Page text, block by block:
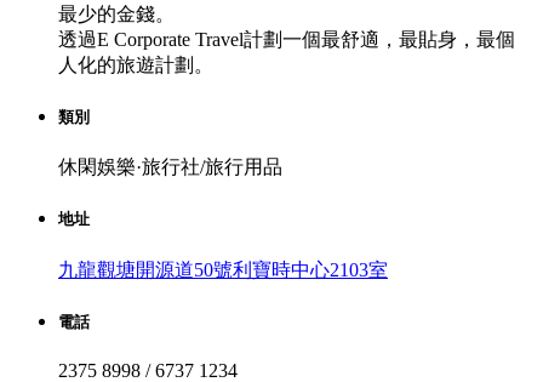
最少的金錢。
透過E Corporate Travel計劃一個最舒適，最貼身，最個
人化的旅遊計劃。
類別
休閑娛樂·旅行社/旅行用品
地址
九龍觀塘開源道50號利寶時中心2103室
電話
2375 8998 / 6737 1234